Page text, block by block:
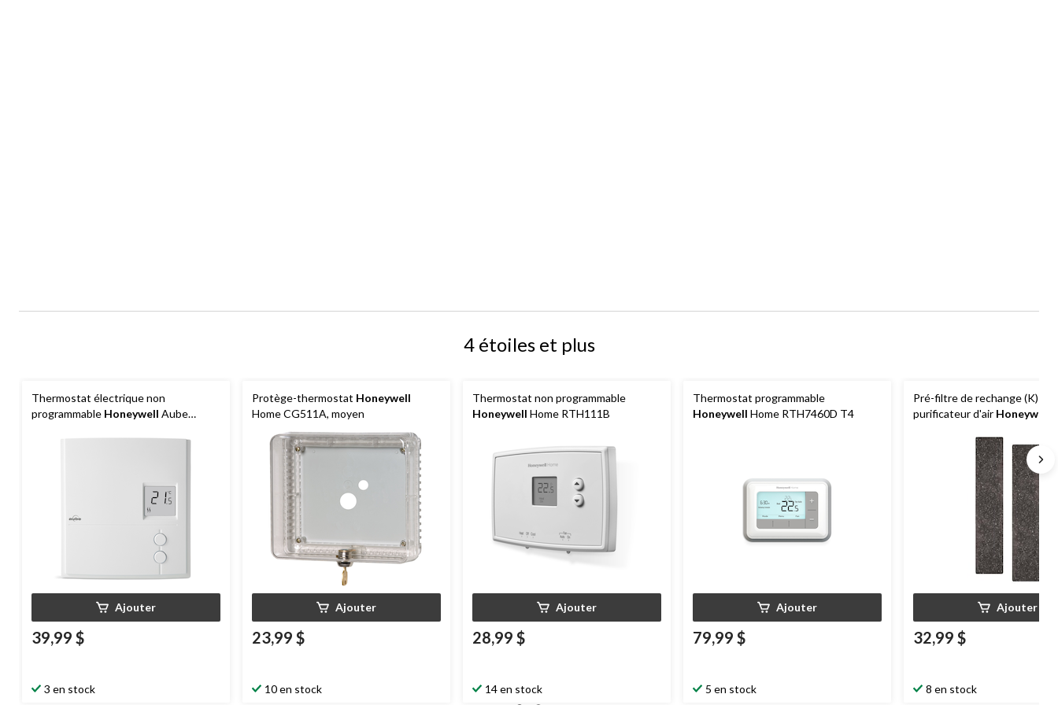
4 étoiles et plus
Thermostat électrique non
programmable Honeywell Aube
Ajouter
39,99 $
3 en stock
Protège-thermostat Honeywell
Home CG511A, moyen
Ajouter
23,99 $
10 en stock
Thermostat non programmable
Honeywell Home RTH111B
Ajouter
28,99 $
14 en stock
Thermostat programmable
Honeywell Home RTH7460D T4
Ajouter
79,99 $
5 en stock
Pré-filtre de rechange (K)
purificateur d'air Honeywell
Ajouter
32,99 $
8 en stock